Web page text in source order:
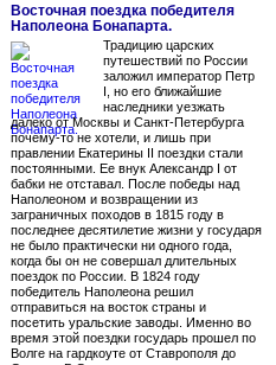
Восточная поездка победителя
Наполеона Бонапарта.
Традицию царских
путешествий по России
заложил император Петр
I, но его ближайшие
наследники уезжать
далеко от Москвы и Санкт-Петербурга
почему-то не хотели, и лишь при
правлении Екатерины II поездки стали
постоянными. Ее внук Александр I от
бабки не отставал. После победы над
Наполеоном и возвращении из
заграничных походов в 1815 году в
последнее десятилетие жизни у государя
не было практически ни одного года,
когда бы он не совершал длительных
поездок по России. В 1824 году
победитель Наполеона решил
отправиться на восток страны и
посетить уральские заводы. Именно во
время этой поездки государь прошел по
Волге на гардкоуте от Ставрополя до